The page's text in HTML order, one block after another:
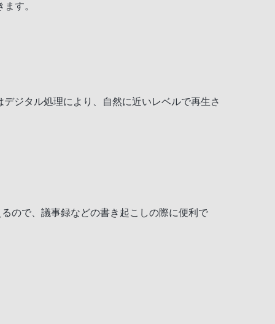
す。
ジタル処理により、自然に近いレベルで再生さ
ので、議事録などの書き起こしの際に便利で